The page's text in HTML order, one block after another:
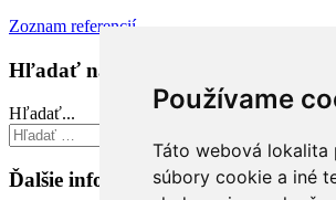
Používame
Táto webová lokalita
súbory cookie a iné
Zoznam referencií
Hľadať na stránke
Hľadať...
Ďalšie informácie